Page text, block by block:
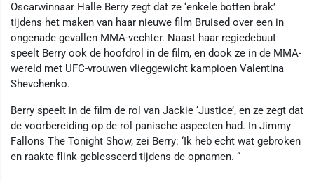
Oscarwinnaar Halle Berry zegt dat ze ‘enkele botten brak’
tijdens het maken van haar nieuwe film Bruised over een in
ongenade gevallen MMA-vechter. Naast haar regiedebuut
speelt Berry ook de hoofdrol in de film, en dook ze in de MMA-
wereld met UFC-vrouwen vlieggewicht kampioen Valentina
Shevchenko.
Berry speelt in de film de rol van Jackie ‘Justice’, en ze zegt dat
de voorbereiding op de rol panische aspecten had. In Jimmy
Fallons The Tonight Show, zei Berry: ‘Ik heb echt wat gebroken
en raakte flink geblesseerd tijdens de opnamen. “